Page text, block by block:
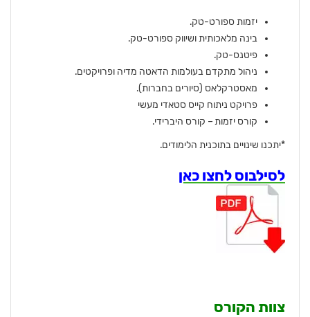
יזמות ספורט-טק.
בינה מלאכותית ושיווק ספורט-טק.
פיטנס-טק.
ניהול מתקדם בעולמות הדאטה מדיה ופרויקטים.
מאסטרקלאס (סיורים בחברות).
פרויקט ניתוח קייס סטאדי מעשי
קורס יזמות – קורס היברידי.
*יתכנו שינויים בתוכנית הלימודים.
לסילבוס לחצו כאן
צוות הקורס